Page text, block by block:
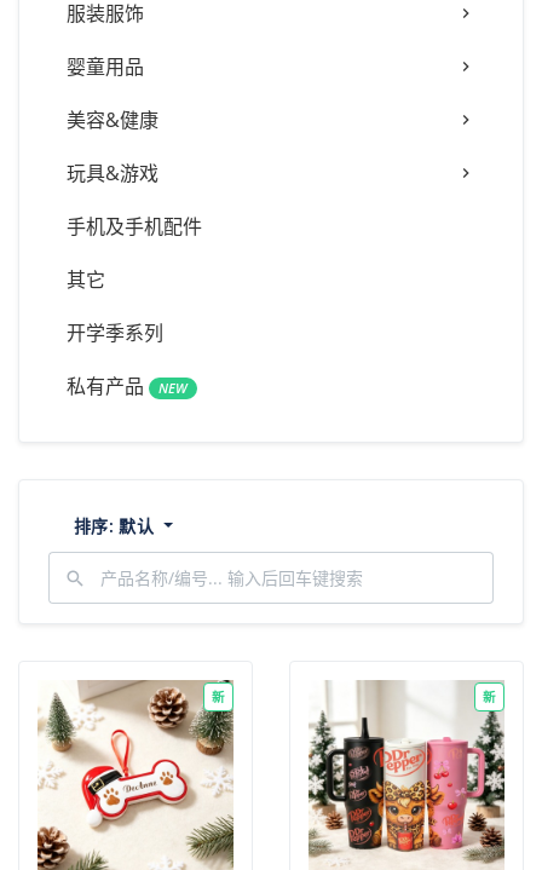
服装服饰
婴童用品
美容&健康
玩具&游戏
手机及手机配件
其它
开学季系列
私有产品
NEW
排序:默认
新 新